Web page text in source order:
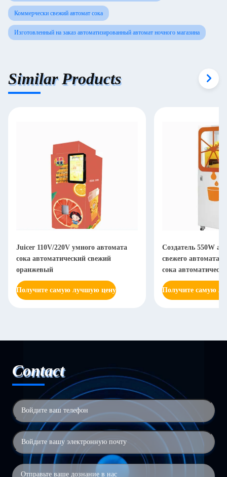
Коммерчески свежий автомат сока
Изготовленный на заказ автоматизированный автомат ночного магазина
Similar Products
Juicer 110V/220V умного автомата
сока автоматический свежий
оранжевый
Получите самую лучшую цену
Создатель 550W
свежего автомата
сока
Получите самую
Contact